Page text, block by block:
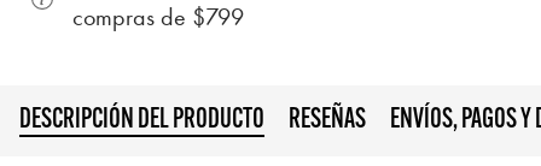
compras de $799
DESCRIPCIÓN DEL PRODUCTO RESEÑAS ENVÍOS, PAGOS Y